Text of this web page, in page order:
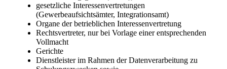
gesetzliche Interessenvertretungen
(Gewerbeaufsichtsämter, Integrationsamt)
Organe der betrieblichen Interessenvertretung
Rechtsvertreter, nur bei Vorlage einer entsprechenden
Vollmacht
Gerichte
Dienstleister im Rahmen der Datenverarbeitung zu